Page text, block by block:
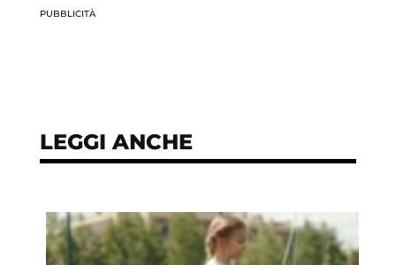
PUBBLICITÀ
LEGGI ANCHE